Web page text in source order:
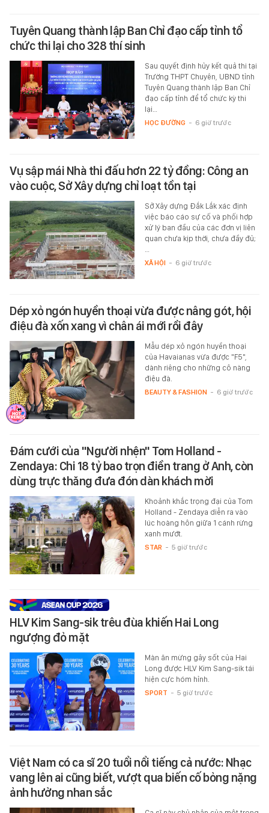
Tuyên Quang thành lập Ban Chỉ đạo cấp tỉnh tổ
chức thi lại cho 328 thí sinh
Sau quyết định hủy kết quả thi tại
Trường THPT Chuyên, UBND tỉnh
Tuyên Quang thành lập Ban Chỉ
đạo cấp tỉnh để tổ chức kỳ thi
lại…
HỌC ĐƯỜNG - 6 giờ trước
Vụ sập mái Nhà thi đấu hơn 22 tỷ đồng: Công an
vào cuộc, Sở Xây dựng chỉ loạt tồn tại
Sở Xây dựng Đắk Lắk xác định
việc báo cáo sự cố và phối hợp
xử lý ban đầu của các đơn vị liên
quan chưa kịp thời, chưa đầy đủ;
…
XÃ HỘI - 6 giờ trước
Dép xỏ ngón huyền thoại vừa được nâng gót, hội
điệu đà xốn xang vì chân ái mới rồi đây
Mẫu dép xỏ ngón huyền thoại
của Havaianas vừa được "F5",
dành riêng cho những cô nàng
điệu đà.
BEAUTY & FASHION - 6 giờ trước
Đám cưới của "Người nhện" Tom Holland -
Zendaya: Chi 18 tỷ bao trọn điền trang ở Anh, còn
dùng trực thăng đưa đón dàn khách mời
Khoảnh khắc trọng đại của Tom
Holland - Zendaya diễn ra vào
lúc hoàng hôn giữa 1 cánh rừng
xanh mướt.
STAR - 5 giờ trước
HLV Kim Sang-sik trêu đùa khiến Hai Long
ngượng đỏ mặt
Màn ăn mừng gây sốt của Hai
Long được HLV Kim Sang-sik tái
hiện cực hóm hỉnh.
SPORT - 5 giờ trước
Việt Nam có ca sĩ 20 tuổi nổi tiếng cả nước: Nhạc
vang lên ai cũng biết, vượt qua biến cố bỏng nặng
ảnh hưởng nhan sắc